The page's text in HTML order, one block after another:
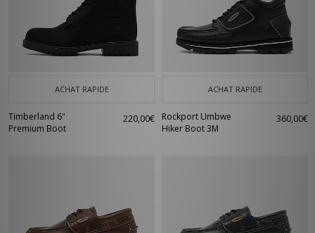
ACHAT RAPIDE
Timberland 6"
Premium Boot
220,00€
ACHAT RAPIDE
Rockport Umbwe
Hiker Boot 3M
360,00€